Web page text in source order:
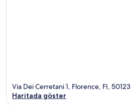
Via Dei Cerretani 1, Florence, FI, 50123
Haritada göster